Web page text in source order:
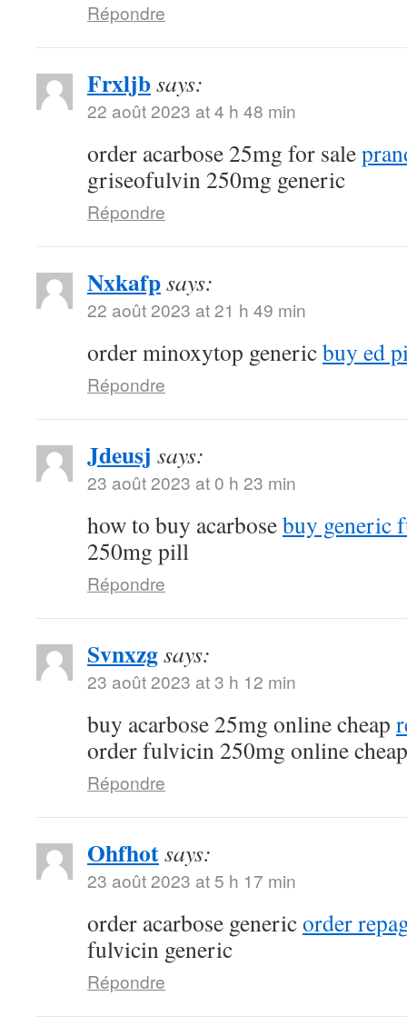
Répondre
Frxljbsays:
22 août 2023 at 4 h 48 min
order acarbose 25mg for sale
griseofulvin 250mg generic
Répondre
Nxkafpsays:
22 août 2023 at 21 h 49 min
order minoxytop genericbuy ed
Répondre
Jdeusj says:
23 août 2023 at 0 h 23 min
how to buy acarbosebuy generic
250mg pill
Répondre
Svnxzgsays:
23 août 2023 at 3 h 12 min
buy acarbose 25mg online cheap
order fulvicin 250mg online cheap
Répondre
Ohfhotsays:
23 août 2023 at 5 h 17 min
order acarbose genericorder
fulvicin generic
Répondre